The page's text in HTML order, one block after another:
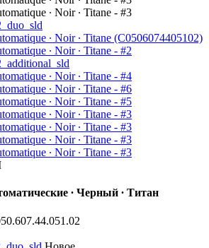
∙ Черный ∙ Титан